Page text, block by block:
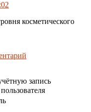
косметического
запись